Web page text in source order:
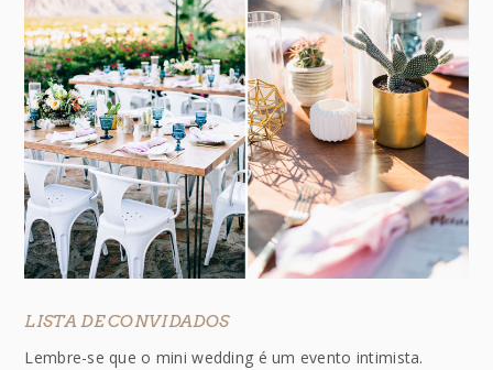
LISTA DE CONVIDADOS
Lembre-se que o mini wedding é um evento intimista.